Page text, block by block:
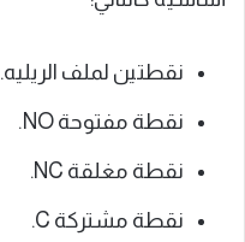
نقطتين لملف الريليه.
نقطة مفتوحة NO.
نقطة مغلقة NC.
نقطة مشتركة C.